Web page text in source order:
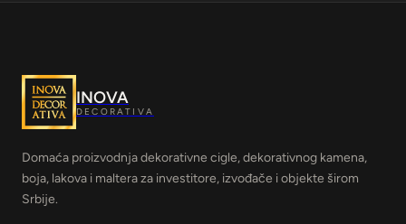
INOVA
DECORATIVA
Domaća proizvodnja dekorativne cigle, dekorativnog kamena,
boja, lakova i maltera za investitore, izvođače i objekte širom
Srbije.